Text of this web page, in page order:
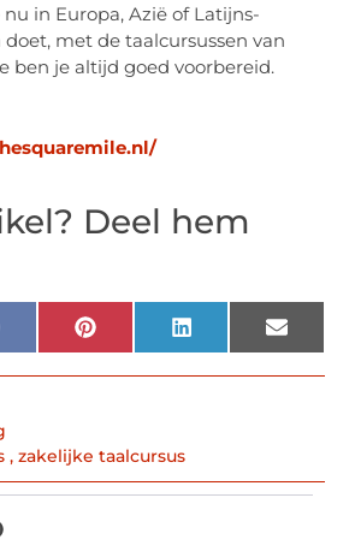
in Europa, Azië of Latijns-
met de taalcursussen van
ben je altijd goed voorbereid.
Deel hem
PinterestLinkedInEmail
, zakelijke taalcursus